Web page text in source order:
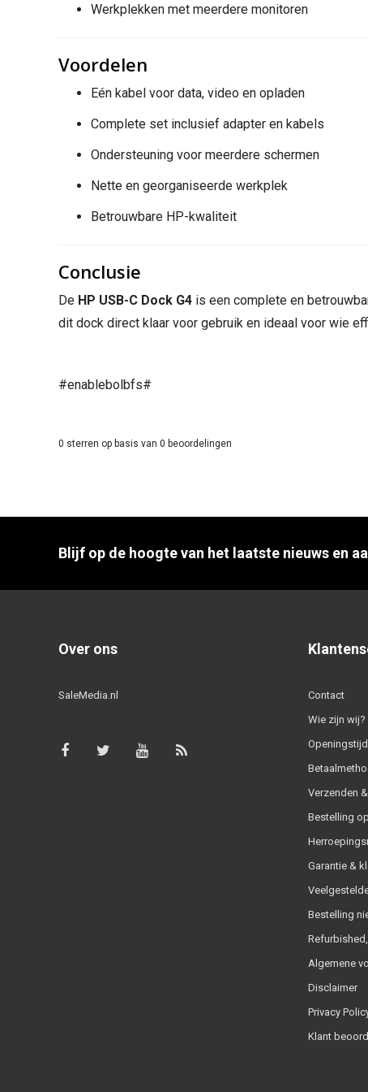
Werkplekken met meerdere monitoren
Voordelen
Eén kabel voor data, video en opladen
Complete set inclusief adapter en kabels
Ondersteuning voor meerdere schermen
Nette en georganiseerde werkplek
Betrouwbare HP-kwaliteit
Conclusie
De HP USB-C Dock G4 is een complete en
dit dock direct klaar voor gebruik en ideaal voor wie
#enablebolbfs#
0 sterren op basis van 0 beoordelingen
Blijf op de hoogte van het laatste nieuws en
Over ons
SaleMedia.nl
Contact
Wie zijn wij?
Verzenden
Bestelling
Garantie &
Bestelling
Algemene
Disclaimer
Privacy
Klant